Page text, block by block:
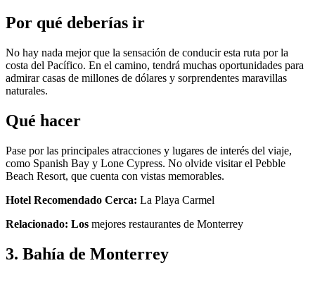
Por qué deberías ir
No hay nada mejor que la sensación de conducir esta ruta por la
costa del Pacífico. En el camino, tendrá muchas oportunidades para
admirar casas de millones de dólares y sorprendentes maravillas
naturales.
Qué hacer
Pase por las principales atracciones y lugares de interés del viaje,
como Spanish Bay y Lone Cypress. No olvide visitar el Pebble
Beach Resort, que cuenta con vistas memorables.
Hotel Recomendado Cerca: La Playa Carmel
Relacionado: Los mejores restaurantes de Monterrey
3. Bahía de Monterrey